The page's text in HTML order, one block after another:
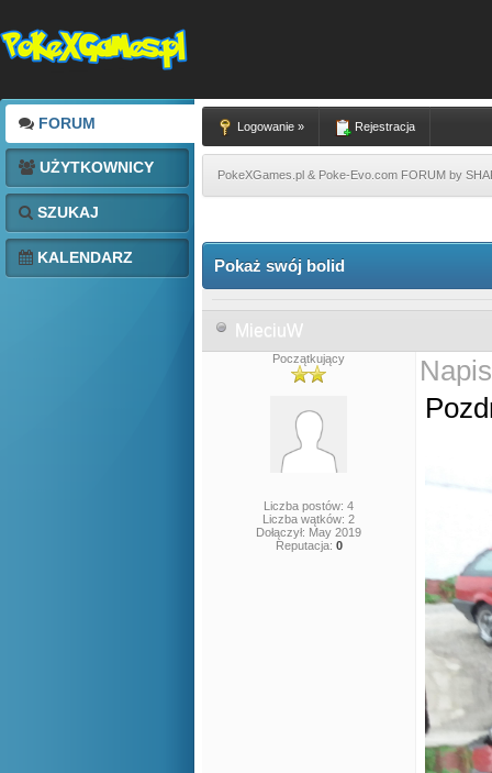
FORUM
UŻYTKOWNICY
SZUKAJ
KALENDARZ
Logowanie » Rejestracja
PokeXGames.pl & Poke-Evo.com FORUM by
Pokaż swój bolid
MieciuW
Początkujący
Liczba postów: 4
Liczba wątków: 2
Dołączył: May 2019
Reputacja: 0